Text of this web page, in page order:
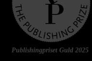
Publishingpriset Guld 2025